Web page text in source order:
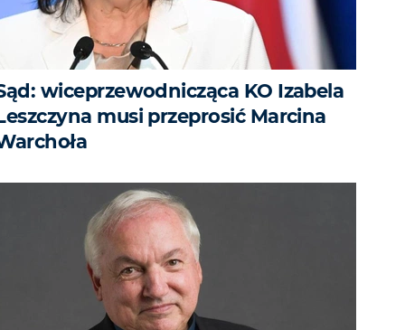
wiceprzewodnicząca KO Izabela
musi przeprosić Marcina